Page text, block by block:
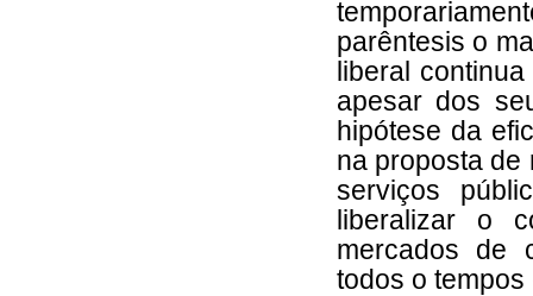
parêntesis o
liberal
apesar dos
hipótese da
na proposta de
serviços
liberalizar o
mercados de
todos o